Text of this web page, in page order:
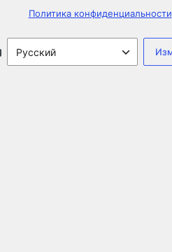
Политика конфиденциальности
Язык